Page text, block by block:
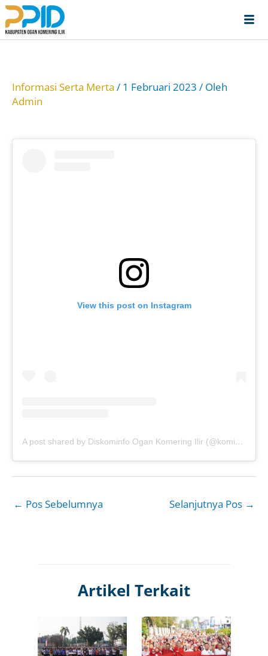
Lewati
ke
Informasi Serta Merta / 1 Februari 2023 / Oleh
Admin
View this post on Instagram
A post shared by Diskominfo Ogan Komering Ilir (@kominfo.oki)
← Pos Sebelumnya Selanjutnya Pos →
Artikel Terkait